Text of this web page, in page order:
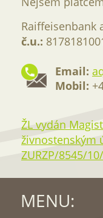
Raiffeisenbank
č.u.:
Email:
Mobil:
ŽL vydán
živnostenským
ZURZP/8545/
MENU: